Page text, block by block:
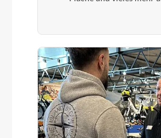
Fuxon FS-50 EB, 50
Akku
Bosch PowerTube 625